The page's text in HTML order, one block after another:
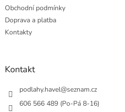
Obchodní podmínky
Doprava a platba
Kontakty
Kontakt
podlahy.havel@seznam.cz
606 566 489 (Po-Pá 8-16)